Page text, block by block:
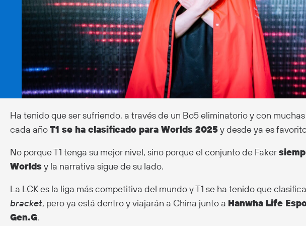
Ha tenido que ser sufriendo, a través de un Bo5 eliminatorio y con
cada añoT1 se ha clasificado para Worlds 2025y desde ya es
No porque T1 tenga su mejor nivel, sino porque el conjunto de Faker
Worlds y la narrativa sigue de su lado.
La LCK es la liga más competitiva del mundo y T1 se ha tenido que
bracket, pero ya está dentro y viajarán a China junto a Hanwha Life
Gen.G.